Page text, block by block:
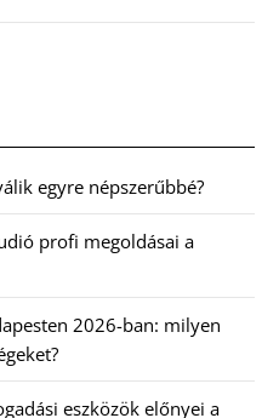
egyre népszerűbbé?
profi megoldásai a
2026-ban: milyen
eszközök előnyei a